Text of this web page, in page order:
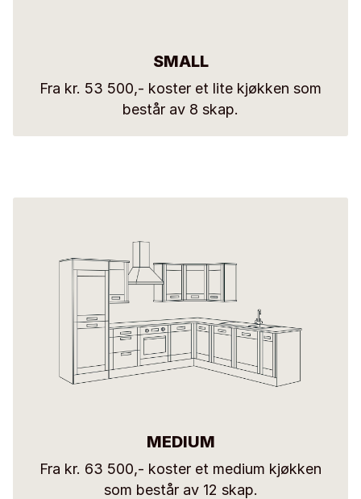
SMALL
Fra kr. 53 500,- koster et lite kjøkken som
består av 8 skap.
MEDIUM
Fra kr. 63 500,- koster et medium kjøkken
som består av 12 skap.